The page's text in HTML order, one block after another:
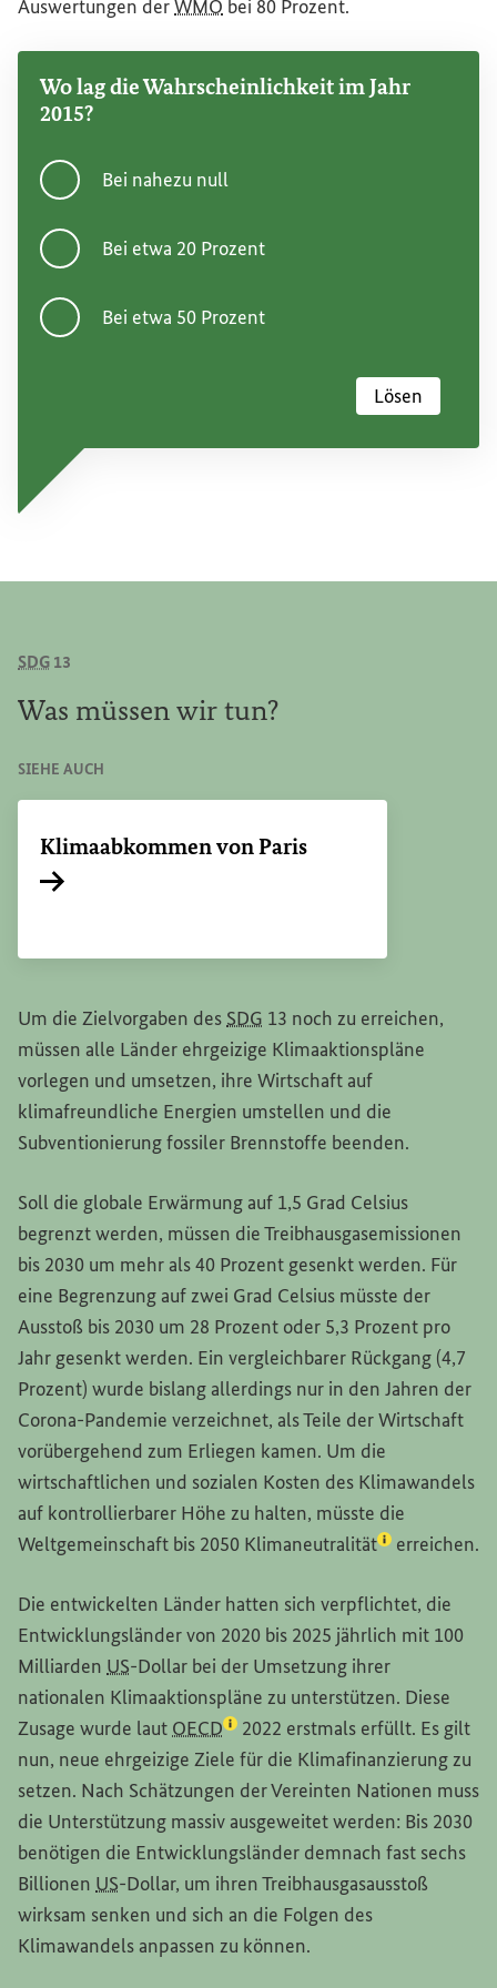
Auswertungen derWMO bei 80 Prozent.
Wo lag die Wahrscheinlichkeit im Jahr
2015?
Bei nahezu null
Bei etwa 20 Prozent
Bei etwa 50 Prozent
Lösen
SDG 13
Was müssen wir tun?
SIEHE AUCH
Klimaabkommen von Paris
Um die Zielvorgaben des SDG 13 noch zu erreichen,
müssen alle Länder ehrgeizige Klimaaktionspläne
vorlegen und umsetzen, ihre Wirtschaft auf
klimafreundliche Energien umstellen und die
Subventionierung fossiler Brennstoffe beenden.
Soll die globale Erwärmung auf 1,5 Grad Celsius
begrenzt werden, müssen die Treibhausgasemissionen
bis 2030 um mehr als 40 Prozent gesenkt werden. Für
eine Begrenzung auf zwei Grad Celsius müsste der
Ausstoß bis 2030 um 28 Prozent oder 5,3 Prozent pro
Jahr gesenkt werden. Ein vergleichbarer Rückgang (4,7
Prozent) wurde bislang allerdings nur in den Jahren der
Corona-Pandemie verzeichnet, als Teile der Wirtschaft
vorübergehend zum Erliegen kamen. Um die
wirtschaftlichen und sozialen Kosten des Klimawandels
auf kontrollierbarer Höhe zu halten, müsste die
Weltgemeinschaft bis 2050 Klimaneutralität(Lexikon-
erreichen.
Die entwickelten Länder hatten sich verpflichtet, die
Entwicklungsländer von 2020 bis 2025 jährlich mit 100
Milliarden US-Dollar bei der Umsetzung ihrer
nationalen Klimaaktionspläne zu unterstützen. Diese
Zusage wurde laut OECD(Lexikon-Eintrag zum Begriff
2022 erstmals erfüllt. Es gilt
nun, neue ehrgeizige Ziele für die Klimafinanzierung zu
setzen. Nach Schätzungen der Vereinten Nationen muss
die Unterstützung massiv ausgeweitet werden: Bis 2030
benötigen die Entwicklungsländer demnach fast sechs
Billionen US-Dollar, um ihren Treibhausgasausstoß
wirksam senken und sich an die Folgen des
Klimawandels anpassen zu können.